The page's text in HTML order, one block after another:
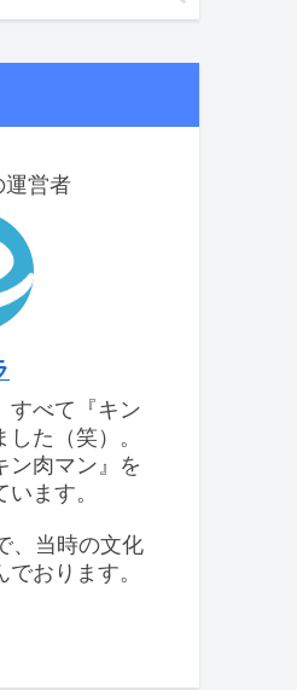
運営者
すべて『キン
た（笑）。
ン肉マン』を
ます。
、当時の文化
おります。